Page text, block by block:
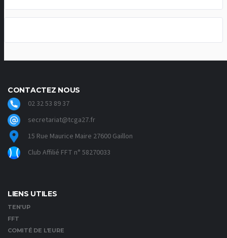
CONTACTEZ NOUS
02 32 53 89 37
secretariat@tcga27.fr
15 Rue Maurice Maire 27600 Gaillon
Club Affilié FFT n° 58270033
LIENS UTILES
TEN’UP
FFT
COMITÉ DE L’EURE